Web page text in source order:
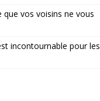
que vos voisins ne vous
incontournable pour les